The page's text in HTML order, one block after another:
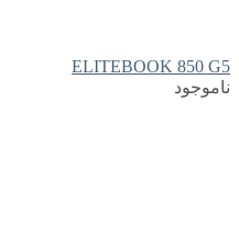
ELITEBOOK 850 G5
ناموجود